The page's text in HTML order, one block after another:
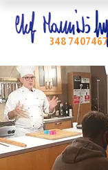
348 7407467